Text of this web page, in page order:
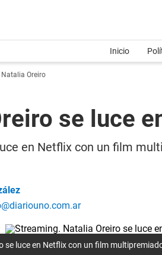
Inicio
Natalia Oreiro
se luce
en Netflix con un film
se luce en Netflix con un film